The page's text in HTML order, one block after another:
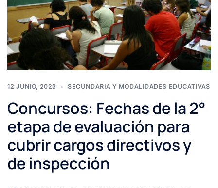
12 JUNIO, 2023 SECUNDARIA Y MODALIDADES EDUCATIVAS
Concursos: Fechas de la 2°
etapa de evaluación para
cubrir cargos directivos y
de inspección